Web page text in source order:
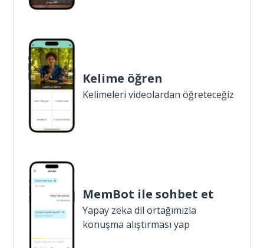
Kelime öğren
Kelimeleri videolardan öğreteceğiz
MemBot ile sohbet et
Yapay zeka dil ortağımızla
konuşma alıştırması yap